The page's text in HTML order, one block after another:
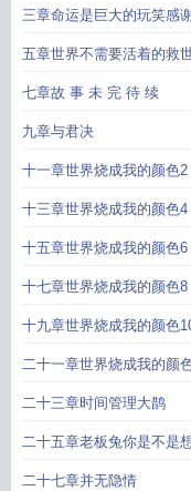
三章命运是巨大的玩笑感
20220226盟主
五章世界不需要活着的救
七章故 事 未 完 待 续
九章与君决
十一章世界烧成我的颜色2
十三章世界烧成我的颜色4
十五章世界烧成我的颜色6
十七章世界烧成我的颜色8
十九章世界烧成我的颜色
二十一章世界烧成我的颜
二十三章时间管理大鹊
二十五章老板兔你是不是
二十七章并无隐情